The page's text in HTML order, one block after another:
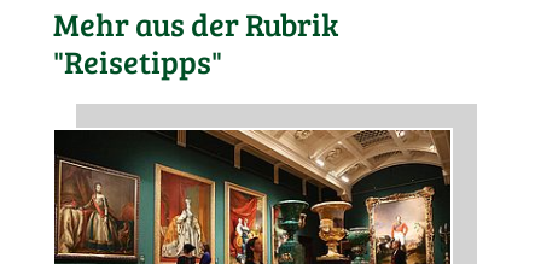
Mehr aus der Rubrik
"Reisetipps"